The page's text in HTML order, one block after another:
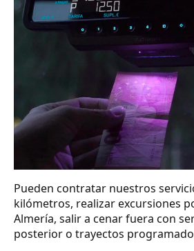
Pueden contratar nuestros
kilómetros, realizar excursiones
Almería, salir a cenar fuera con
posterior o trayectos